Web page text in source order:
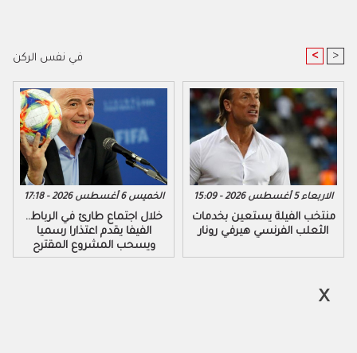
في نفس الركن < >
الخميس 6 أغسطس 2026 - 17:18
خلال اجتماع طارئ في الرباط..
الفيفا يقدم اعتذارا رسميا
ويسحب المشروع المقترح
الاربعاء 5 أغسطس 2026 - 15:09
منتخب الفيلة يستعين بخدمات
الثعلب الفرنسي هيرفي رونار